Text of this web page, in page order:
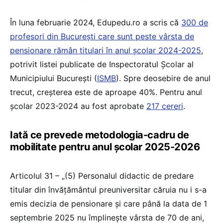
În luna februarie 2024, Edupedu.ro a scris că 300 de
profesori din București care sunt peste vârsta de
pensionare rămân titulari în anul școlar 2024-2025,
potrivit listei publicate de Inspectoratul Școlar al
Municipiului București (ISMB). Spre deosebire de anul
trecut, creșterea este de aproape 40%. Pentru anul
școlar 2023-2024 au fost aprobate 217 cereri.
Iată ce prevede metodologia-cadru de
mobilitate pentru anul școlar 2025-2026
Articolul 31 – „(5) Personalul didactic de predare
titular din învăţământul preuniversitar căruia nu i s-a
emis decizia de pensionare şi care până la data de 1
septembrie 2025 nu împlineşte vârsta de 70 de ani,